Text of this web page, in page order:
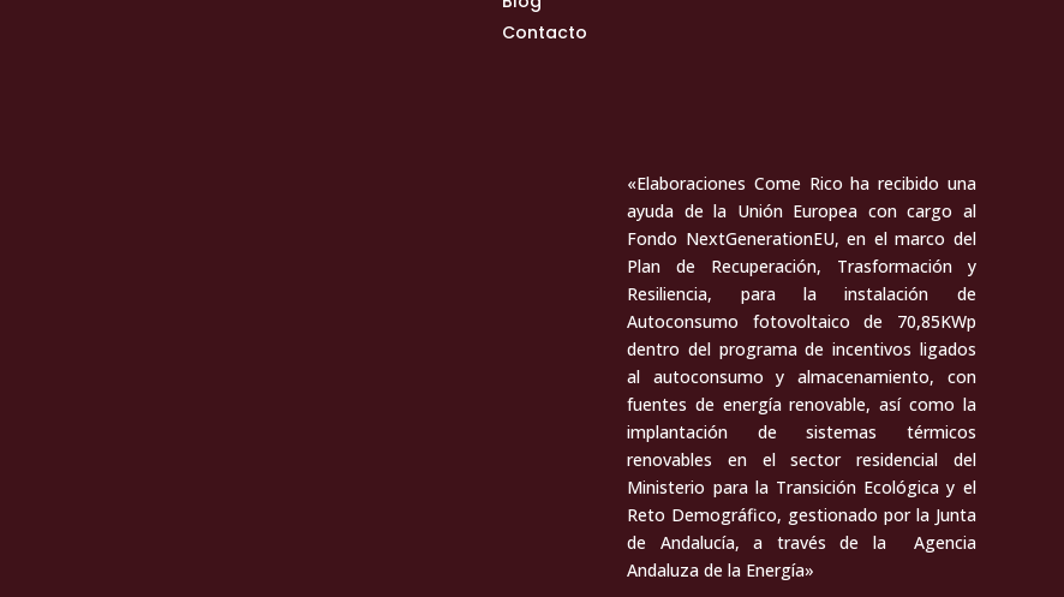
Contacto
«Elaboraciones Come Rico ha recibido una
ayuda de la Unión Europea con cargo al
Fondo NextGenerationEU, en el marco del
Plan de Recuperación, Trasformación y
Resiliencia, para la instalación de
Autoconsumo fotovoltaico de 70,85KWp
dentro del programa de incentivos ligados
al autoconsumo y almacenamiento, con
fuentes de energía renovable, así como la
implantación de sistemas térmicos
renovables en el sector residencial del
Ministerio para la Transición Ecológica y el
Reto Demográfico, gestionado por la Junta
de Andalucía, a través de la Agencia
Andaluza de la Energía»